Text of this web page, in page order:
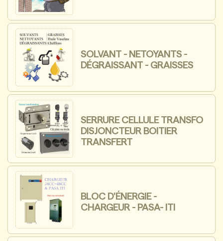
SOLVANT - NETOYANTS -
DÉGRAISSANT - GRAISSES
SERRURE CELLULE TRANSFO
DISJONCTEUR BOITIER
TRANSFERT
BLOC D'ÉNERGIE -
CHARGEUR - PASA- ITI